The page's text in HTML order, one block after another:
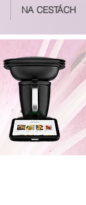
NA CESTÁCH